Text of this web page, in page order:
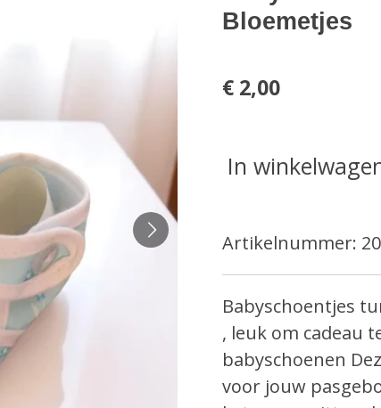
Bloemetjes
€ 2,00
In
Artikelnummer:
Babyschoentjes
, leuk om cadeau
babyschoenen
voor jouw